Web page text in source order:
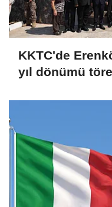
KKTC'de
yıl dönümü